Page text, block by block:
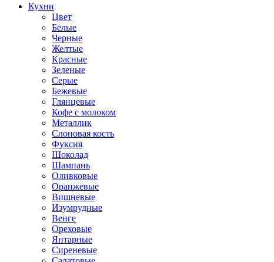
Кухни
Цвет
Белые
Черные
Желтые
Красные
Зеленые
Серые
Бежевые
Глянцевые
Кофе с молоком
Металлик
Слоновая кость
Фуксия
Шоколад
Шампань
Оливковые
Оранжевые
Вишневые
Изумрудные
Венге
Ореховые
Янтарные
Сиреневые